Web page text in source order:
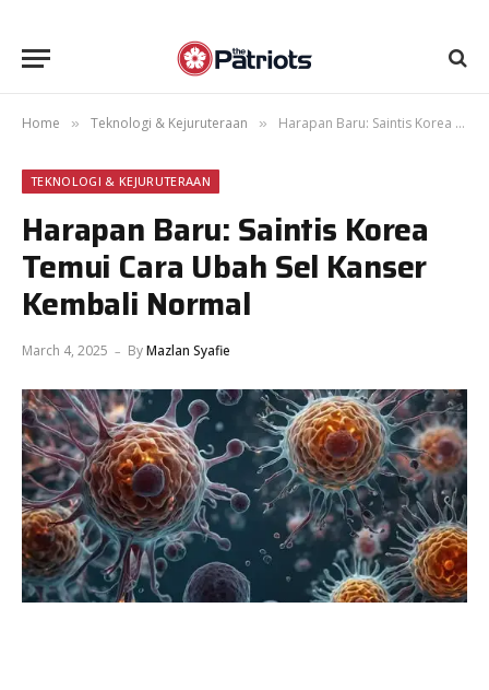
Home » Teknologi & Kejuruteraan » Harapan Baru: Saintis Korea Temui Cara Ubah Sel Kanser Kembali Normal
TEKNOLOGI & KEJURUTERAAN
Harapan Baru: Saintis Korea
Temui Cara Ubah Sel Kanser
Kembali Normal
March 4, 2025 ByMazlan Syafie